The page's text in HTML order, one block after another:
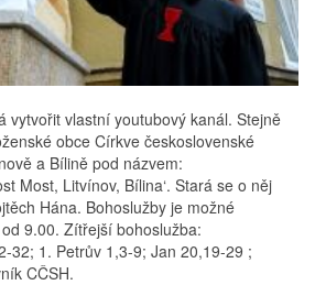
vytvořit vlastní youtubový kanál. Stejně
obce Církve československé
a Bílině pod názvem:
Most, Litvínov, Bílina‘. Stará se o něj
Hána. Bohoslužby je možné
9.00. Zítřejší bohoslužba:
32; 1. Petrův 1,3-9; Jan 20,19-29 ;
CČSH.